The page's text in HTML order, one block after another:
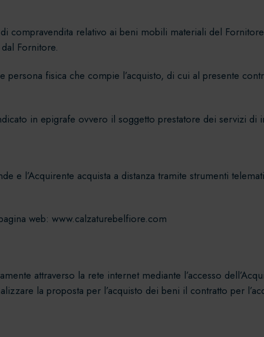
compravendita relativo ai beni mobili materiali del
Fornitore.
fisica che compie l’acquisto, di cui al presente
in epigrafe ovvero il soggetto prestatore dei servizi di
e l’Acquirente acquista a distanza tramite strumenti
web: www.calzaturebelfiore.com
attraverso la rete internet mediante l’accesso
la proposta per l’acquisto dei beni il contratto per